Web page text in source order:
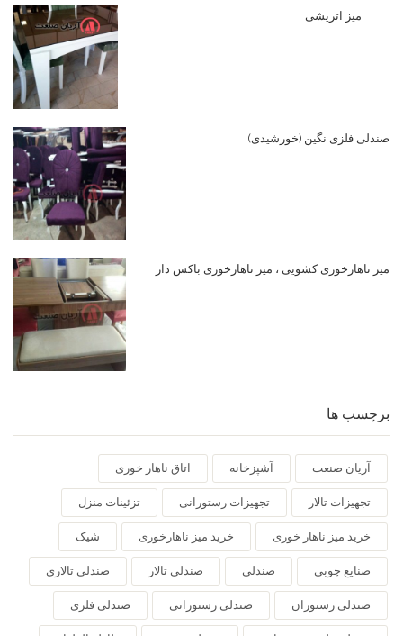
میز اتریشی
صندلی فلزی نگین (خورشیدی)
میز ناهارخوری کشویی ، میز ناهارخوری باکس دار
برچسب ها
آریان صنعت آشپزخانه اتاق ناهار خوری
تجهیزات تالار تجهیزات رستورانی تزئینات منزل
خرید میز ناهار خوری خرید میز ناهارخوری شیک
صنایع چوبی صندلی صندلی تالار صندلی تالاری
صندلی رستوران صندلی رستورانی صندلی فلزی